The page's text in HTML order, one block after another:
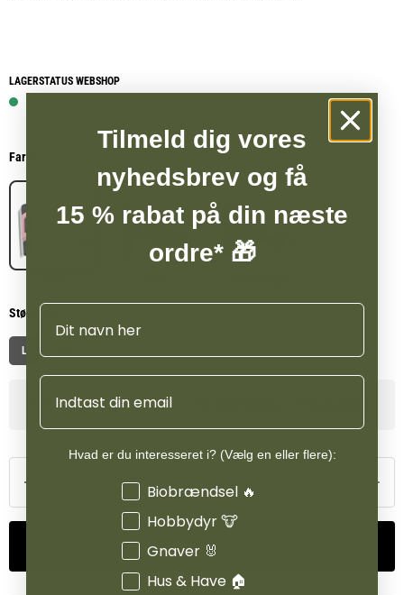
LAGERSTATUS WEBSHOP
Farve
Størrelse
L
Tilføj til kurv
Tilmeld dig vores
nyhedsbrev og få
15 % rabat på din næste
ordre* 🎁
Navn
Email
Hvad er du interesseret i? (Vælg en eller flere):
Interesser
Biobrændsel 🔥
Hobbydyr 🐮
Gnaver 🐰
Hus & Have 🏠